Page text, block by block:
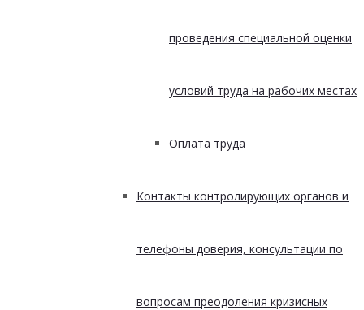
проведения специальной оценки
условий труда на рабочих местах
Оплата труда
Контакты контролирующих органов и
телефоны доверия, консультации по
вопросам преодоления кризисных